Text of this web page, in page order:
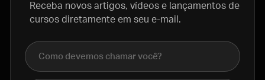
Receba novos artigos, vídeos e lançamentos de
cursos diretamente em seu e-mail.
Nome completo